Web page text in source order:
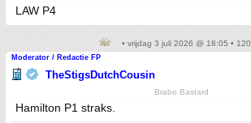
LAW P4
• vrijdag 3 juli 2026 @ 18:05 • 120
Moderator / Redactie FP
TheStigsDutchCousin
Brabo Bastard
Hamilton P1 straks.